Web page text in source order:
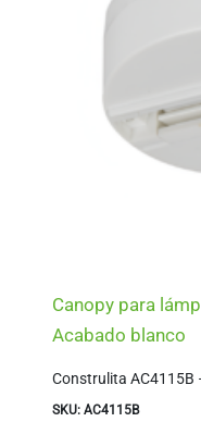
Canopy para
Acabado blanco
Construlita AC4115B
SKU: AC4115B